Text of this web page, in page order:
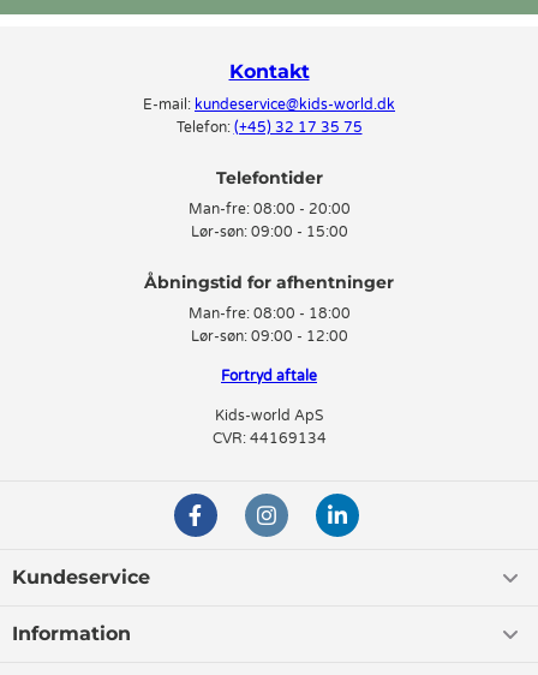
Kontakt
E-mail: kundeservice@kids-world.dk
Telefon: (+45) 32 17 35 75
Telefontider
Man-fre: 08:00 - 20:00
Lør-søn: 09:00 - 15:00
Man-fre: 08:00 - 18:00
Lør-søn: 09:00 - 12:00
Fortryd aftale
Kids-world ApS
CVR: 44169134
Kundeservice
Information